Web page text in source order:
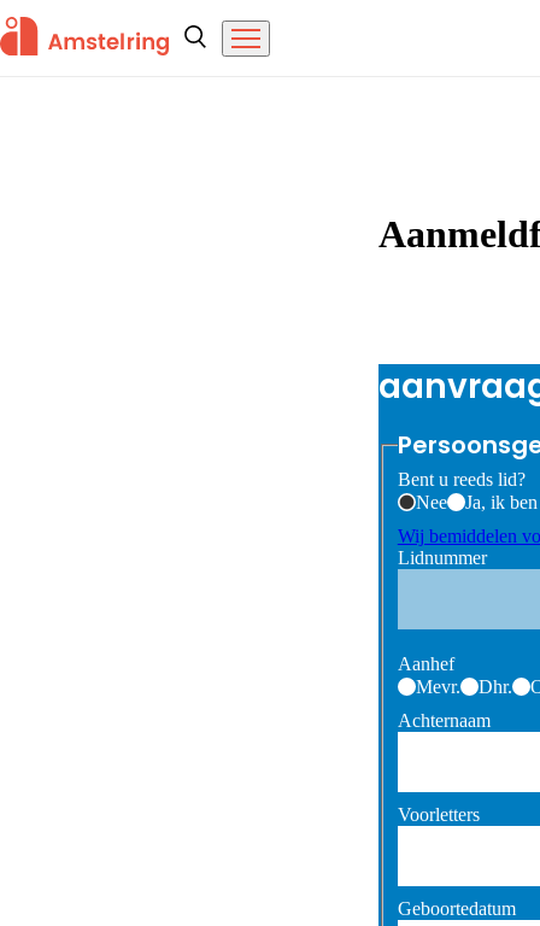
Overslaan en naar de inhoud gaan
Amstelring
ZoekenMenu
Bent u reeds lid?
Nee
Ja, ik
Wij bemiddelen
Lidnummer
Aanhef
Mevr.
Dhr.
Achternaam
Voorletters
Geboortedatum